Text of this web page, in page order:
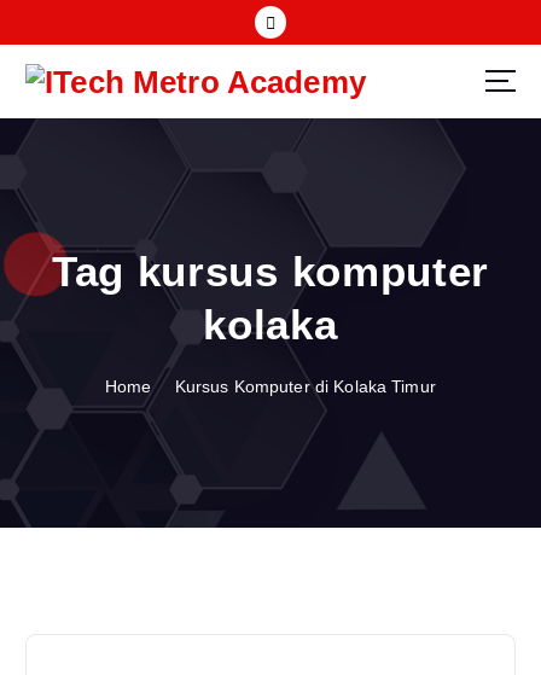
t
t
t
Tag kursus komputer
kolaka
Home Kursus Komputer di Kolaka Timur